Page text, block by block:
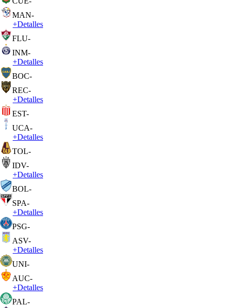
MAN-
+Detalles
FLU-
INM-
+Detalles
BOC-
REC-
+Detalles
EST-
UCA-
+Detalles
TOL-
IDV-
+Detalles
BOL-
SPA-
+Detalles
PSG-
ASV-
+Detalles
UNI-
AUC-
+Detalles
PAL-